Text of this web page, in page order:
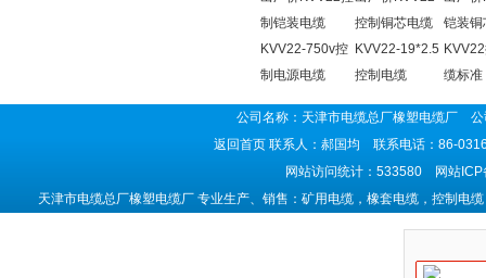
制铠装电缆
KVV22-750v控
制电源电缆
控制铜芯电缆
KVV22-19*2.5
控制电缆
铠装铜
缆标准
公司名称：天津市电缆总厂橡塑电缆厂
返回首页联系人：郝国均 联系电话：86-
网站访问统计：533580 网站ICP
天津市电缆总厂橡塑电缆厂 专业生产、销售：矿用电缆，橡套电缆，控制电